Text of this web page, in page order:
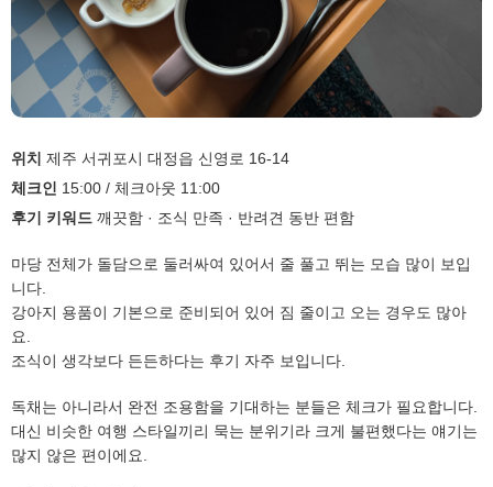
위치 제주 서귀포시 대정읍 신영로 16-14
체크인
15:00 / 체크아웃 11:00
후기 키워드 깨끗함 · 조식 만족 · 반려견 동반 편함
마당 전체가 돌담으로 둘러싸여 있어서 줄 풀고 뛰는 모습 많이 보입
니다.
강아지 용품이 기본으로 준비되어 있어 짐 줄이고 오는 경우도 많아
요.
조식이 생각보다 든든하다는 후기 자주 보입니다.
독채는 아니라서 완전 조용함을 기대하는 분들은 체크가 필요합니다.
대신 비슷한 여행 스타일끼리 묵는 분위기라 크게 불편했다는 얘기는
많지 않은 편이에요.